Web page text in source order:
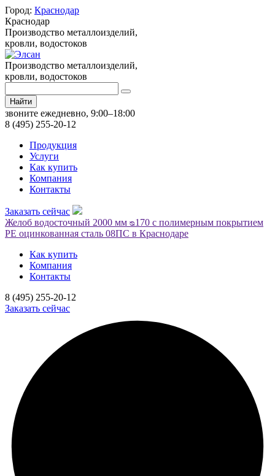
Город: Краснодар
Краснодар
Производство металлоизделий,
кровли, водостоков
Производство металлоизделий,
кровли, водостоков
Найти
звоните ежедневно, 9:00–18:00
8 (495) 255-20-12
Продукция
Услуги
Как купить
Компания
Контакты
Заказать сейчас
Желоб водосточный 2000 мм ᴓ170 с полимерным покрытием
PE оцинкованная сталь 08ПС в Краснодаре
Как купить
Компания
Контакты
8 (495) 255-20-12
Заказать сейчас